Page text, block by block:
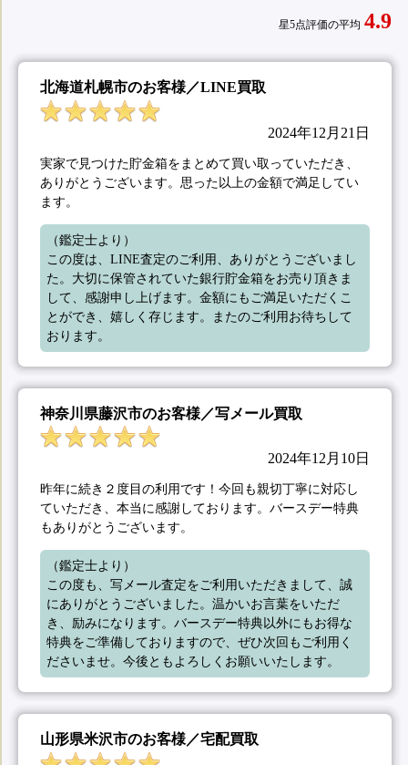
星5点評価の平均 4.9
北海道札幌市のお客様／LINE買取
2024年12月21日
実家で見つけた貯金箱をまとめて買い取っていただき、
ありがとうございます。思った以上の金額で満足してい
ます。
（鑑定士より）
この度は、LINE査定のご利用、ありがとうございまし
た。大切に保管されていた銀行貯金箱をお売り頂きま
して、感謝申し上げます。金額にもご満足いただくこ
とができ、嬉しく存じます。またのご利用お待ちして
おります。
神奈川県藤沢市のお客様／写メール買取
2024年12月10日
昨年に続き２度目の利用です！今回も親切丁寧に対応し
ていただき、本当に感謝しております。バースデー特典
もありがとうございます。
（鑑定士より）
この度も、写メール査定をご利用いただきまして、誠
にありがとうございました。温かいお言葉をいただ
き、励みになります。バースデー特典以外にもお得な
特典をご準備しておりますので、ぜひ次回もご利用く
ださいませ。今後ともよろしくお願いいたします。
山形県米沢市のお客様／宅配買取